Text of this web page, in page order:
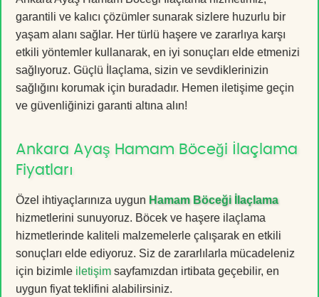
garantili ve kalıcı çözümler sunarak sizlere huzurlu bir
yaşam alanı sağlar. Her türlü haşere ve zararlıya karşı
etkili yöntemler kullanarak, en iyi sonuçları elde etmenizi
sağlıyoruz. Güçlü İlaçlama, sizin ve sevdiklerinizin
sağlığını korumak için buradadır. Hemen iletişime geçin
ve güvenliğinizi garanti altına alın!
Ankara Ayaş Hamam Böceği İlaçlama
Fiyatları
Özel ihtiyaçlarınıza uygun Hamam Böceği İlaçlama
hizmetlerini sunuyoruz. Böcek ve haşere ilaçlama
hizmetlerinde kaliteli malzemelerle çalışarak en etkili
sonuçları elde ediyoruz. Siz de zararlılarla mücadeleniz
için bizimle iletişim sayfamızdan irtibata geçebilir, en
uygun fiyat teklifini alabilirsiniz.